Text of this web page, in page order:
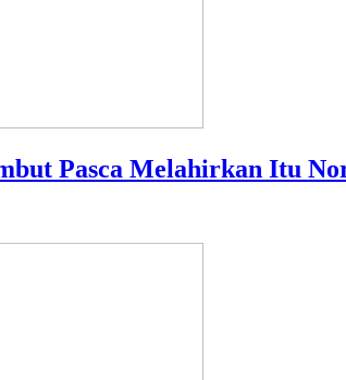
Pasca Melahirkan Itu